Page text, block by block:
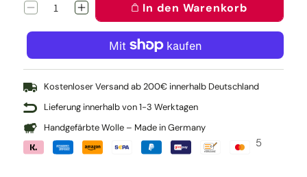
Verringere
Pure:
Erhöhe
Pure:
In den Warenkorb
Kostenloser Versand ab 200€ innerhalb Deutschland
Lieferung innerhalb von 1-3 Werktagen
Handgefärbte Wolle – Made in Germany
5